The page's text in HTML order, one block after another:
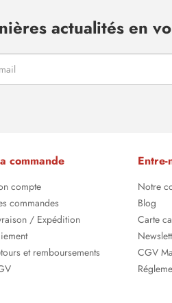
actualités en
commande
compte
commandes
/ Expédition
et remboursements
Entre-
Notre
Blog
Carte
CGV